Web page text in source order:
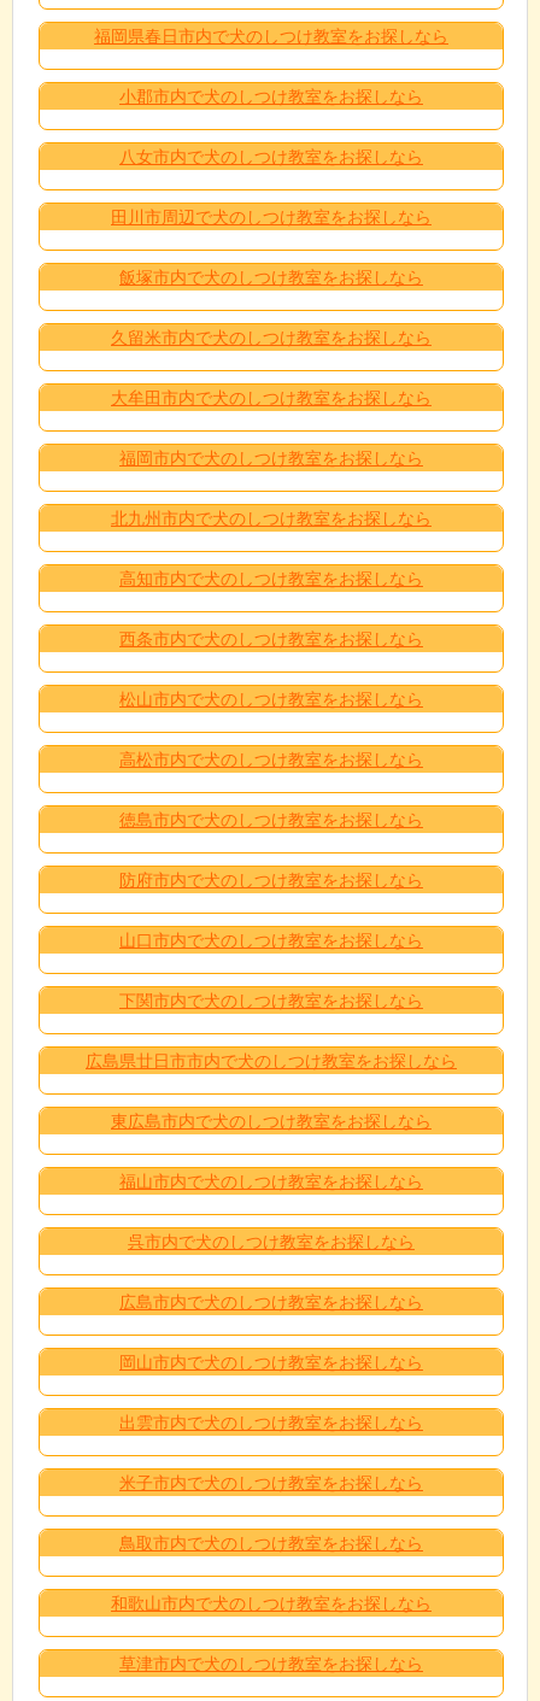
福岡県春日市内で犬のしつけ教室をお探しなら
小郡市内で犬のしつけ教室をお探しなら
八女市内で犬のしつけ教室をお探しなら
田川市周辺で犬のしつけ教室をお探しなら
飯塚市内で犬のしつけ教室をお探しなら
久留米市内で犬のしつけ教室をお探しなら
大牟田市内で犬のしつけ教室をお探しなら
福岡市内で犬のしつけ教室をお探しなら
北九州市内で犬のしつけ教室をお探しなら
高知市内で犬のしつけ教室をお探しなら
西条市内で犬のしつけ教室をお探しなら
松山市内で犬のしつけ教室をお探しなら
高松市内で犬のしつけ教室をお探しなら
徳島市内で犬のしつけ教室をお探しなら
防府市内で犬のしつけ教室をお探しなら
山口市内で犬のしつけ教室をお探しなら
下関市内で犬のしつけ教室をお探しなら
広島県廿日市市内で犬のしつけ教室をお探しなら
東広島市内で犬のしつけ教室をお探しなら
福山市内で犬のしつけ教室をお探しなら
呉市内で犬のしつけ教室をお探しなら
広島市内で犬のしつけ教室をお探しなら
岡山市内で犬のしつけ教室をお探しなら
出雲市内で犬のしつけ教室をお探しなら
米子市内で犬のしつけ教室をお探しなら
鳥取市内で犬のしつけ教室をお探しなら
和歌山市内で犬のしつけ教室をお探しなら
草津市内で犬のしつけ教室をお探しなら